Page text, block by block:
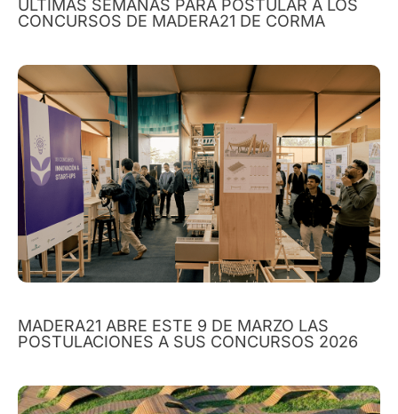
ÚLTIMAS SEMANAS PARA POSTULAR A LOS
CONCURSOS DE MADERA21 DE CORMA
MADERA21 ABRE ESTE 9 DE MARZO LAS
POSTULACIONES A SUS CONCURSOS 2026